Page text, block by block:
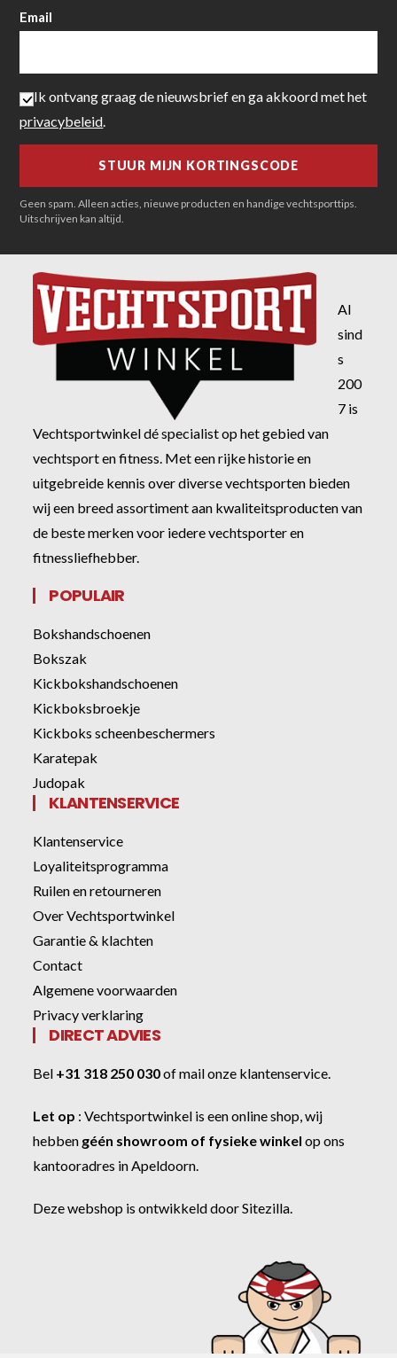
Email
Ik ontvang graag de nieuwsbrief en ga akkoord met het
privacybeleid.
Geen spam. Alleen acties, nieuwe producten en handige vechtsporttips.
Uitschrijven kan altijd.
Al
sind
s
200
7 is
Vechtsportwinkel dé specialist op het gebied van
vechtsport en fitness. Met een rijke historie en
uitgebreide kennis over diverse vechtsporten bieden
wij een breed assortiment aan kwaliteitsproducten van
de beste merken voor iedere vechtsporter en
fitnessliefhebber.
POPULAIR
Bokshandschoenen
Bokszak
Kickbokshandschoenen
Kickboksbroekje
Kickboks scheenbeschermers
Karatepak
Judopak
KLANTENSERVICE
Klantenservice
Loyaliteitsprogramma
Ruilen en retourneren
Over Vechtsportwinkel
Garantie & klachten
Contact
Algemene voorwaarden
Privacy verklaring
DIRECT ADVIES
Bel +31 318 250 030ofmail onze klantenservice.
Let op :Vechtsportwinkel is een online shop, wij
hebben géén showroom of fysieke winkel op ons
kantooradres in Apeldoorn.
Deze webshop is ontwikkeld doorSitezilla.